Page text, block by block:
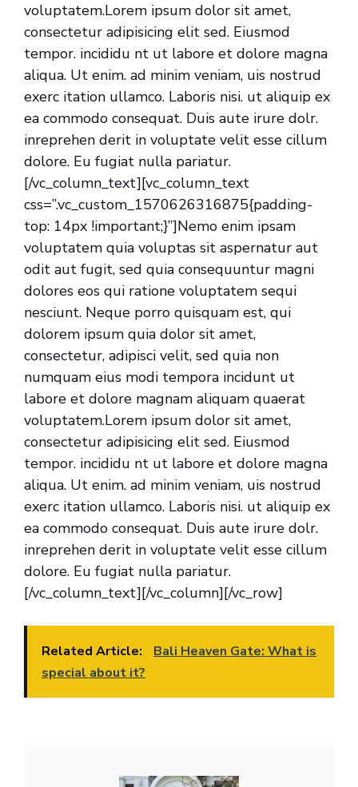
voluptatem.Lorem ipsum dolor sit amet,
consectetur adipisicing elit sed. Eiusmod
tempor. incididu nt ut labore et dolore magna
aliqua. Ut enim. ad minim veniam, uis nostrud
exerc itation ullamco. Laboris nisi. ut aliquip ex
ea commodo consequat. Duis aute irure dolr.
inreprehen derit in voluptate velit esse cillum
dolore. Eu fugiat nulla pariatur.
[/vc_column_text][vc_column_text
css=”.vc_custom_1570626316875{padding-
top: 14px !important;}”]Nemo enim ipsam
voluptatem quia voluptas sit aspernatur aut
odit aut fugit, sed quia consequuntur magni
dolores eos qui ratione voluptatem sequi
nesciunt. Neque porro quisquam est, qui
dolorem ipsum quia dolor sit amet,
consectetur, adipisci velit, sed quia non
numquam eius modi tempora incidunt ut
labore et dolore magnam aliquam quaerat
voluptatem.Lorem ipsum dolor sit amet,
consectetur adipisicing elit sed. Eiusmod
tempor. incididu nt ut labore et dolore magna
aliqua. Ut enim. ad minim veniam, uis nostrud
exerc itation ullamco. Laboris nisi. ut aliquip ex
ea commodo consequat. Duis aute irure dolr.
inreprehen derit in voluptate velit esse cillum
dolore. Eu fugiat nulla pariatur.
[/vc_column_text][/vc_column][/vc_row]
Related Article:
Bali Heaven Gate: What is
special about it?